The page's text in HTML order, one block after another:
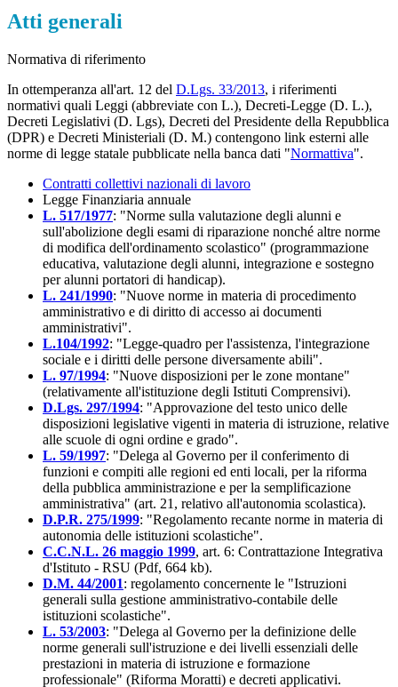
Atti generali
Normativa di riferimento
In ottemperanza all'art. 12 del D.Lgs. 33/2013, i riferimenti
normativi quali Leggi (abbreviate con L.), Decreti-Legge (D. L.),
Decreti Legislativi (D. Lgs), Decreti del Presidente della Repubblica
(DPR) e Decreti Ministeriali (D. M.) contengono link esterni alle
norme di legge statale pubblicate nella banca dati "Normattiva".
Contratti collettivi nazionali di lavoro
Legge Finanziaria annuale
L. 517/1977: "Norme sulla valutazione degli alunni e
sull'abolizione degli esami di riparazione nonché altre norme
di modifica dell'ordinamento scolastico" (programmazione
educativa, valutazione degli alunni, integrazione e sostegno
per alunni portatori di handicap).
L. 241/1990: "Nuove norme in materia di procedimento
amministrativo e di diritto di accesso ai documenti
amministrativi".
L.104/1992: "Legge-quadro per l'assistenza, l'integrazione
sociale e i diritti delle persone diversamente abili".
L. 97/1994: "Nuove disposizioni per le zone montane"
(relativamente all'istituzione degli Istituti Comprensivi).
D.Lgs. 297/1994: "Approvazione del testo unico delle
disposizioni legislative vigenti in materia di istruzione, relative
alle scuole di ogni ordine e grado".
L. 59/1997: "Delega al Governo per il conferimento di
funzioni e compiti alle regioni ed enti locali, per la riforma
della pubblica amministrazione e per la semplificazione
amministrativa" (art. 21, relativo all'autonomia scolastica).
D.P.R. 275/1999: "Regolamento recante norme in materia di
autonomia delle istituzioni scolastiche".
C.C.N.L. 26 maggio 1999, art. 6: Contrattazione Integrativa
d'Istituto - RSU (Pdf, 664 kb).
D.M. 44/2001: regolamento concernente le "Istruzioni
generali sulla gestione amministrativo-contabile delle
istituzioni scolastiche".
L. 53/2003: "Delega al Governo per la definizione delle
norme generali sull'istruzione e dei livelli essenziali delle
prestazioni in materia di istruzione e formazione
professionale" (Riforma Moratti) e decreti applicativi.